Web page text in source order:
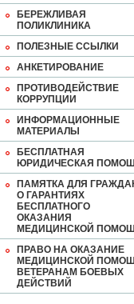
БЕРЕЖЛИВАЯ
ПОЛИКЛИНИКА
ПОЛЕЗНЫЕ ССЫЛКИ
АНКЕТИРОВАНИЕ
ПРОТИВОДЕЙСТВИЕ
КОРРУПЦИИ
ИНФОРМАЦИОННЫЕ
МАТЕРИАЛЫ
БЕСПЛАТНАЯ
ЮРИДИЧЕСКАЯ
ПАМЯТКА ДЛЯ
О ГАРАНТИЯХ
БЕСПЛАТНОГО
ОКАЗАНИЯ
МЕДИЦИНСКОЙ
ПРАВО НА ОКАЗАНИЕ
МЕДИЦИНСКОЙ
ВЕТЕРАНАМ БОЕВЫХ
ДЕЙСТВИЙ